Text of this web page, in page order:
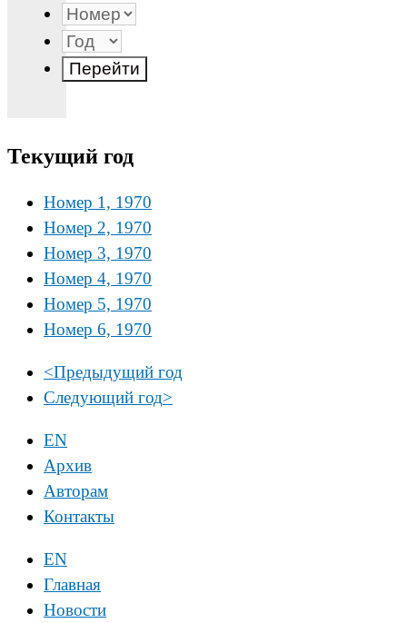
Текущий год
Номер 1, 1970
Номер 2, 1970
Номер 3, 1970
Номер 4, 1970
Номер 5, 1970
Номер 6, 1970
<Предыдущий год
Следующий год>
EN
Архив
Авторам
Контакты
EN
Главная
Новости